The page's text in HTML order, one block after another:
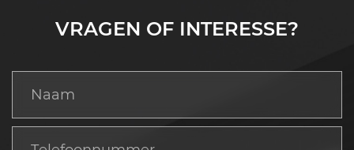
VRAGEN OF INTERESSE?